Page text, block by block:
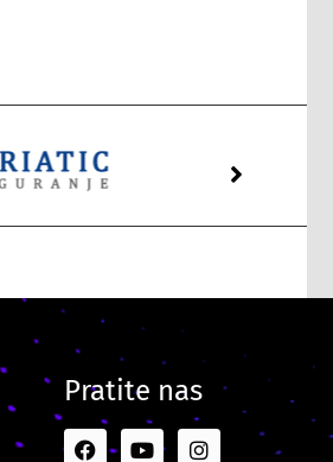
Pratite nas